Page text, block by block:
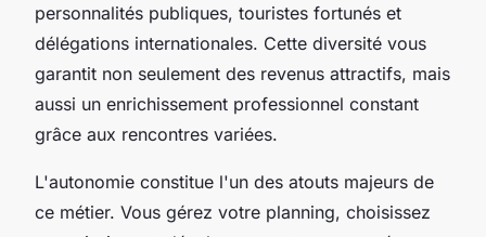
personnalités publiques, touristes fortunés et
délégations internationales. Cette diversité vous
garantit non seulement des revenus attractifs, mais
aussi un enrichissement professionnel constant
grâce aux rencontres variées.
L'autonomie constitue l'un des atouts majeurs de
ce métier. Vous gérez votre planning, choisissez